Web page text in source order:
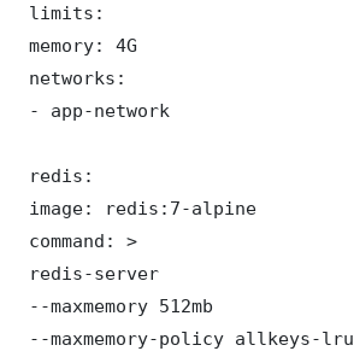
limits:
memory: 4G
networks:
- app-network
redis:
image: redis:7-alpine
command: >
redis-server
--maxmemory 512mb
--maxmemory-policy allkeys-lru